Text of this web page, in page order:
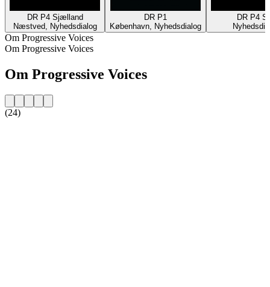
DR P4 Sjælland
Næstved, Nyhedsdialog
DR P1
København, Nyhedsdialog
DR P4
Om Progressive Voices
Om Progressive Voices
Om Progressive Voices
(24)